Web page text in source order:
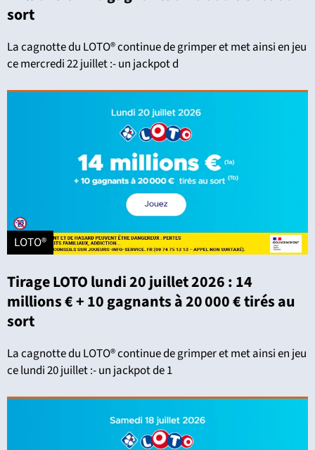
sort
La cagnotte du LOTO® continue de grimper et met ainsi en jeu
ce mercredi 22 juillet :- un jackpot d
LOTO®
Tirage LOTO lundi 20 juillet 2026 : 14
millions € + 10 gagnants à 20 000 € tirés au
sort
La cagnotte du LOTO® continue de grimper et met ainsi en jeu
ce lundi 20 juillet :- un jackpot de 1